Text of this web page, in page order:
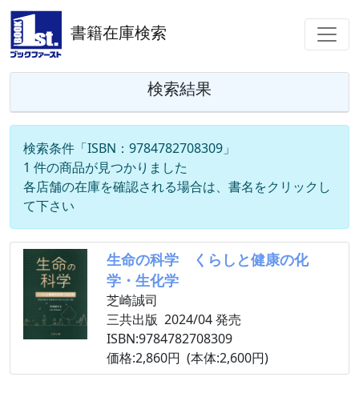
書籍在庫検索
検索結果
検索条件「ISBN：9784782708309」
1 件の商品が見つかりました
各店舗の在庫を確認される場合は、書名をクリックし
て下さい
生命の科学 くらしと健康の化
学・生化学
芝崎誠司
三共出版 2024/04 発売
ISBN:9784782708309
価格:2,860円 (本体:2,600円)